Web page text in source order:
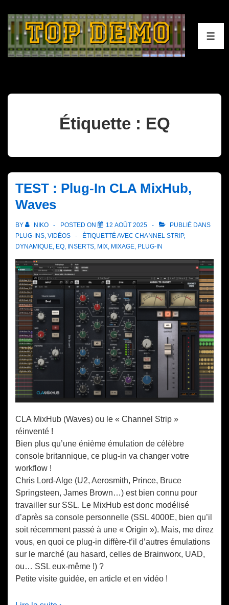
passer
au
contenu
principal
Étiquette : EQ
TEST : Plug-In CLA MixHub,
Waves
BY NIKO POSTED ON 12 AOÛT 2025
PUBLIÉ DANS
PLUG-INS, VIDÉOS ÉTIQUETTÉ AVEC CHANNEL STRIP,
DYNAMIQUE, EQ, INSERTS, MIX, MIXAGE, PLUG-IN
CLA MixHub (Waves) ou le « Channel Strip »
réinventé !
Bien plus qu’une énième émulation de célèbre
console britannique, ce plug-in va changer votre
workflow !
Chris Lord-Alge (U2, Aerosmith, Prince, Bruce
Springsteen, James Brown…) est bien connu pour
travailler sur SSL. Le MixHub est donc modélisé
d’après sa console personnelle (SSL 4000E, bien qu’il
soit récemment passé à une « Origin »). Mais, me direz
vous, en quoi ce plug-in diffère-t’il d’autres émulations
sur le marché (au hasard, celles de Brainworx, UAD,
ou… SSL eux-même !) ?
Petite visite guidée, en article et en vidéo !